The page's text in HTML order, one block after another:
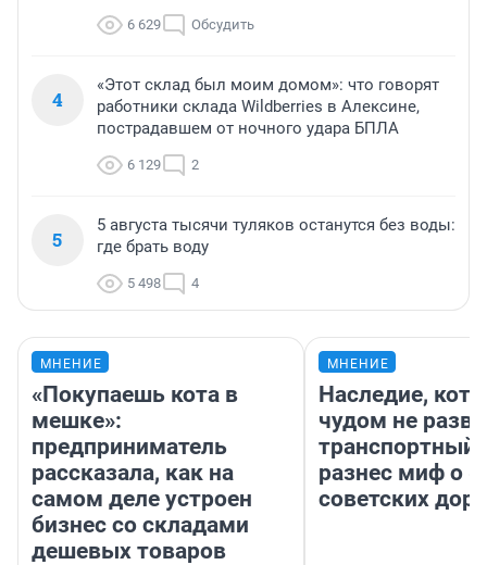
6 629 Обсудить
4
«Этот склад был моим домом»: что говорят
работники склада Wildberries в Алексине,
пострадавшем от ночного удара БПЛА
6 129 2
5
5 августа тысячи туляков останутся без воды:
где брать воду
5 498 4
МНЕНИЕ
«Покупаешь кота в
мешке»:
предприниматель
рассказала, как на
самом деле устроен
бизнес со складами
дешевых товаров
МНЕНИЕ
Наследие,
чудом не
транспортный
разнес миф о
советских